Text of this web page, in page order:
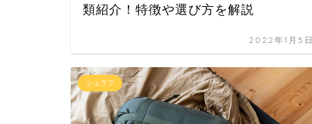
類紹介！特徴や選び方を解説
2022年1月5日
シュラフ